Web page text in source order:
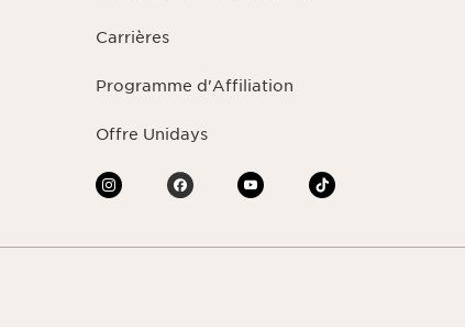
Carrières
Programme d'Affiliation
Offre Unidays